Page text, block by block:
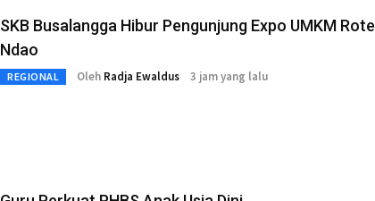
SKB Busalangga Hibur Pengunjung Expo UMKM Rote
Ndao
REGIONAL Oleh Radja Ewaldus 3 jam yang lalu